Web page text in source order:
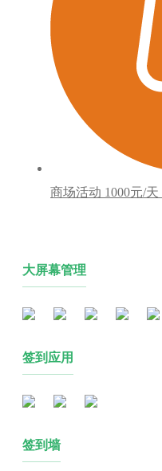
商场活动 1000元/天
大屏幕管理
签到应用
签到墙